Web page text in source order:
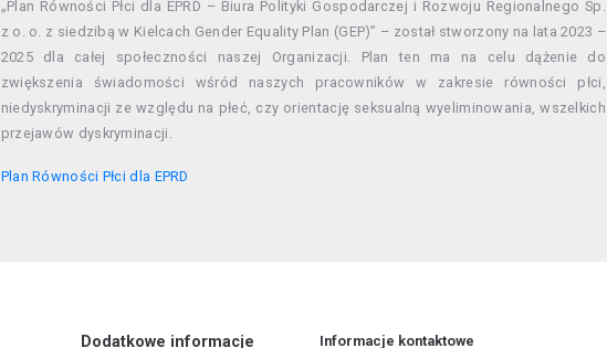
„Plan Równości Płci dla EPRD – Biura Polityki Gospodarczej i Rozwoju Regionalnego Sp.
z o. o. z siedzibą w Kielcach Gender Equality Plan (GEP)” – został stworzony na lata 2023 –
2025 dla całej społeczności naszej Organizacji. Plan ten ma na celu dążenie do
zwiększenia świadomości wśród naszych pracowników w zakresie równości płci,
niedyskryminacji ze względu na płeć, czy orientację seksualną wyeliminowania, wszelkich
przejawów dyskryminacji.
Plan Równości Płci dla EPRD
Dodatkowe informacje Informacje kontaktowe